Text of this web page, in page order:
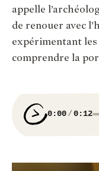
appelle
de renouer avec
expérimentant
comprendre la
0:00 0:12